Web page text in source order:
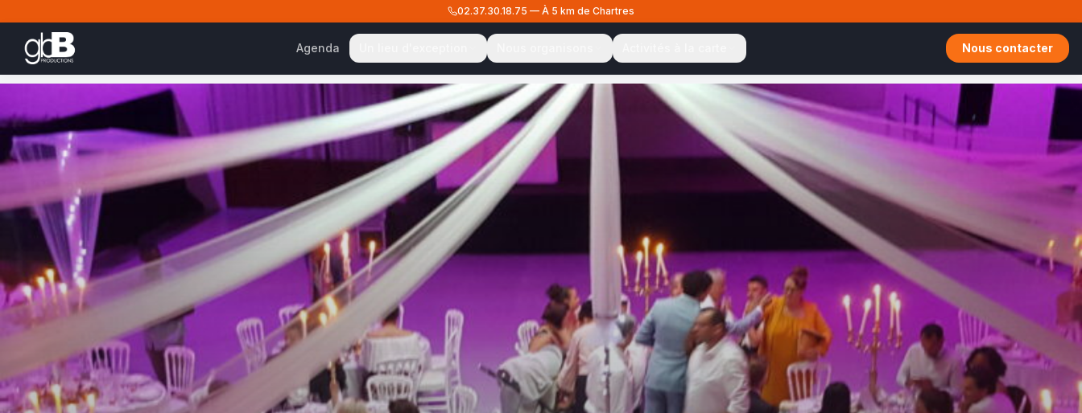
02.37.30.18.75 — À 5 km de Chartres
Agenda Nous contacter